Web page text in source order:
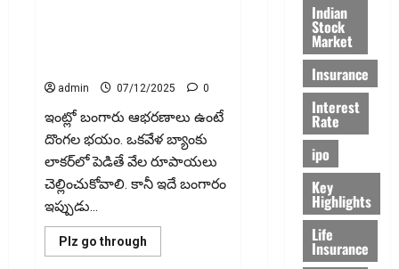
admin 07/12/2025 0
ఇంట్లో బంగారు ఆభ‌ర‌ణాలు ఉంటే
దొంగల భయం. ఒక‌వేళ బ్యాంకు
లాకర్‌లో పెడితే వేల రూపాయలు
చెల్లించుకోవాలి. కానీ ఇదే బంగారం
ఇప్పుడు...
Plz go through
more
Indian
Stock
Market
Insurance
Interest
Rate
ipo
Key
Highlights
Life
Insurance